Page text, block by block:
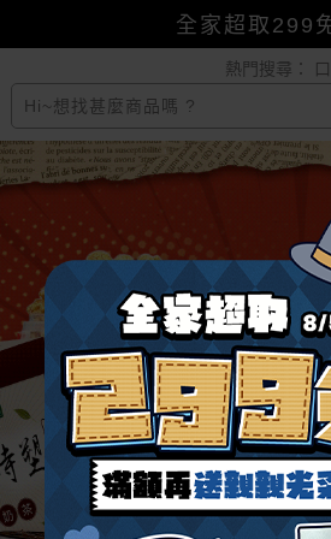
賺美幣~換好禮~立
小三美日x全支付~美幣+
幫老爸清空購
全家超取299
熱門搜尋：